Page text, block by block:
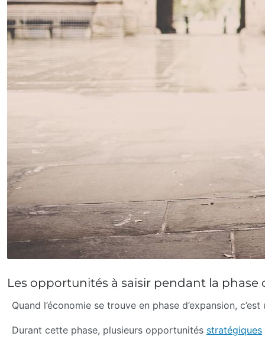
Les opportunités à saisir pendant la phase
Quand l’économie se trouve en phase d’expansion,
Durant cette phase, plusieurs opportunités stratégiques